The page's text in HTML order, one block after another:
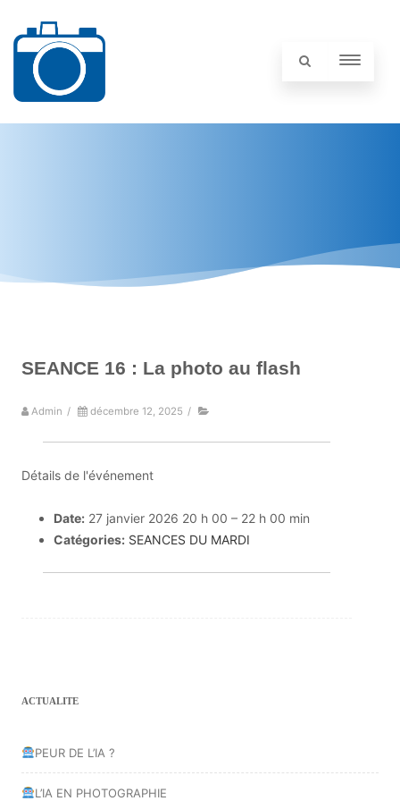
SEANCE 16 : La photo au flash
Admin / décembre 12, 2025 /
Détails de l'événement
Date: 27 janvier 2026 20 h 00 – 22 h 00 min
Catégories: SEANCES DU MARDI
ACTUALITE
PEUR DE L’IA ?
L’IA EN PHOTOGRAPHIE